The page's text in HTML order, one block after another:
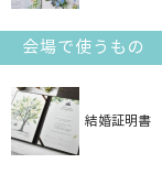
会場で使うもの
結婚証明書